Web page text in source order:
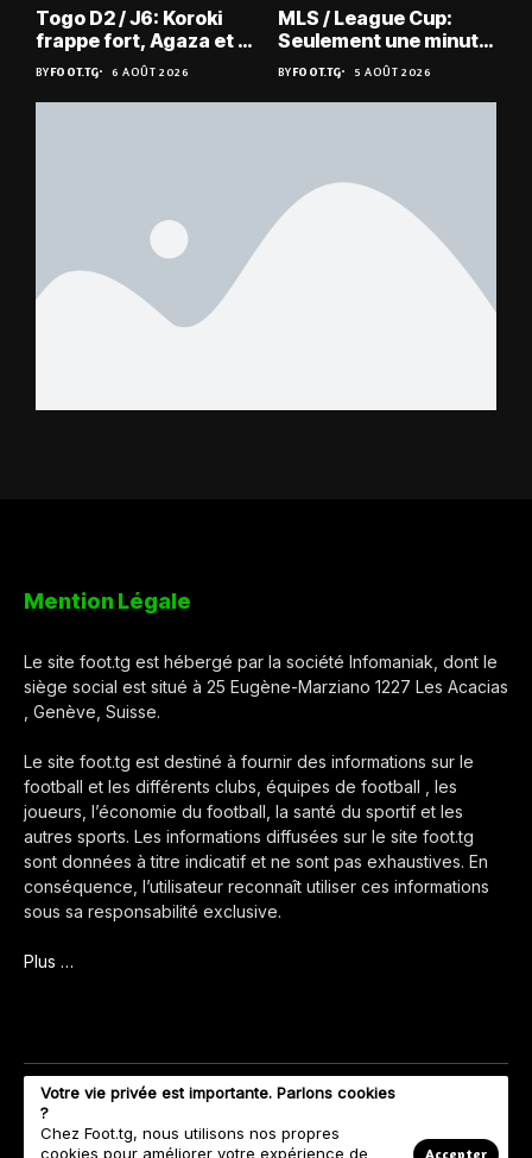
Togo D2 / J6: Koroki
frappe fort, Agaza et la
JCA assurent,
suspense avant Sara
FC – Doumbé FC
BYFOOT.TG 6 AOÛT 2026
MLS / League Cup:
Seulement une minute
de jeu pour Kévin
Denkey
BYFOOT.TG 5 AOÛT 2026
Mention Légale
Le site foot.tg est hébergé par la société Infomaniak, dont le
siège social est situé à 25 Eugène-Marziano 1227 Les Acacias
, Genève, Suisse.
Le site foot.tg est destiné à fournir des informations sur le
football et les différents clubs, équipes de football , les
joueurs, l’économie du football, la santé du sportif et les
autres sports. Les informations diffusées sur le site foot.tg
sont données à titre indicatif et ne sont pas exhaustives. En
conséquence, l’utilisateur reconnaît utiliser ces informations
sous sa responsabilité exclusive.
Plus …
Votre vie privée est importante. Parlons cookies
?
Chez Foot.tg, nous utilisons nos propres
cookies pour améliorer votre expérience de
Accepter